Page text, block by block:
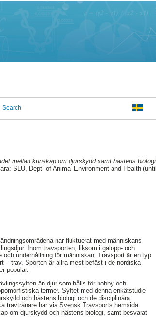
Search
mellan kunskap om djurskydd samt hästens biologi
SLU, Dept. of Animal Environment and Health (until
har fluktuerat med människans
Inom travsporten, liksom i galopp- och
underhållning för människan. Travsport är en typ
– trav. Sporten är allra mest befäst i de nordiska
populär.
än djur som hålls för hobby och
termer. Syftet med denna enkätstudie
och hästens biologi och de disciplinära
travtränare har via Svensk Travsports hemsida
om djurskydd och hästens biologi, samt besvarat